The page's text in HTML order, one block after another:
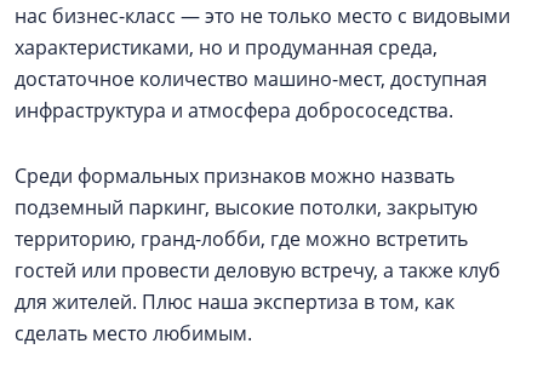
нас бизнес-класс — это не только место с видовыми
характеристиками, но и продуманная среда,
достаточное количество машино-мест, доступная
инфраструктура и атмосфера добрососедства.
Среди формальных признаков можно назвать
подземный паркинг, высокие потолки, закрытую
территорию, гранд-лобби, где можно встретить
гостей или провести деловую встречу, а также клуб
для жителей. Плюс наша экспертиза в том, как
сделать место любимым.